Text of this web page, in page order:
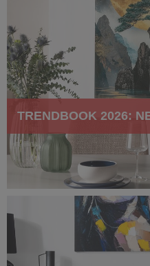
TRENDBOOK 2026: